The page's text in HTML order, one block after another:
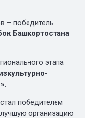
– победитель
Башкортостана
этапа
.
победителем
организацию